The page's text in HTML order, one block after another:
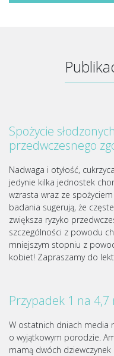
Spożycie
przedwczesnego
Nadwaga i otyłość,
jedynie kilka jednostek
wzrasta wraz ze
badania sugerują, że
zwiększa ryzyko
szczególności z powodu
mniejszym stopniu z
kobiet! Zapraszamy do
Przypadek 1 na 4,7
W ostatnich dniach media
o wyjątkowym porodzie.
mamą dwóch dziewczynek